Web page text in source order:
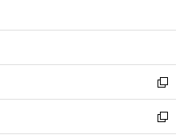
ウ
開
く
新
し
い
新